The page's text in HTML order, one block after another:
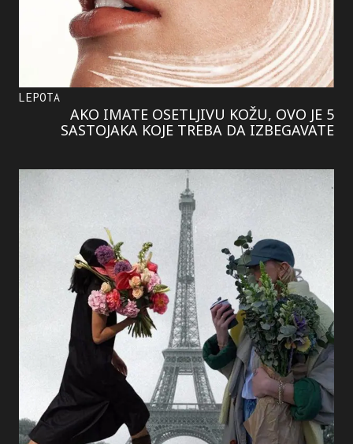
LEPOTA
AKO IMATE OSETLJIVU KOŽU, OVO JE 5
SASTOJAKA KOJE TREBA DA IZBEGAVATE